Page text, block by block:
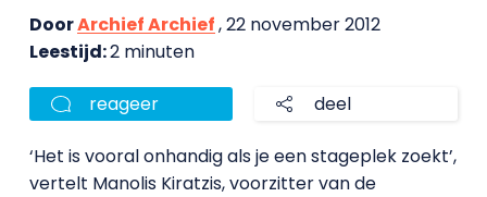
DoorArchief Archief, 22 november 2012
Leestijd:2 minuten
reageer deel
‘Het is vooral onhandig als je een stageplek zoekt’,
vertelt Manolis Kiratzis, voorzitter van de